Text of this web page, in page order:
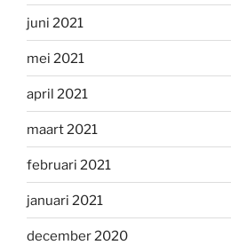
juni 2021
mei 2021
april 2021
maart 2021
februari 2021
januari 2021
december 2020